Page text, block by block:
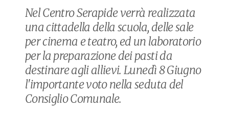
Nel Centro Serapide verrà realizzata
una cittadella della scuola, delle sale
per cinema e teatro, ed un laboratorio
per la preparazione dei pasti da
destinare agli allievi. Lunedì 8 Giugno
l'importante voto nella seduta del
Consiglio Comunale.